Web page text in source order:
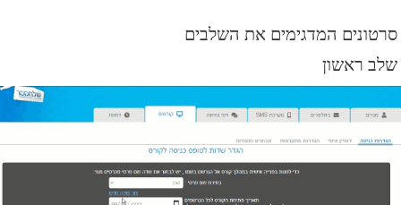
סרטונים המדגימים את השלבים
שלב ראשון